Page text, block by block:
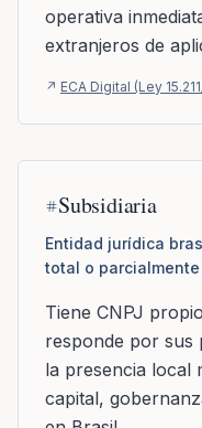
operativa
extranjeros de
↗ ECA Digital (Ley
Subsidiaria
Entidad jurídica
total o
Tiene CNPJ
responde por sus
la presencia local
capital,